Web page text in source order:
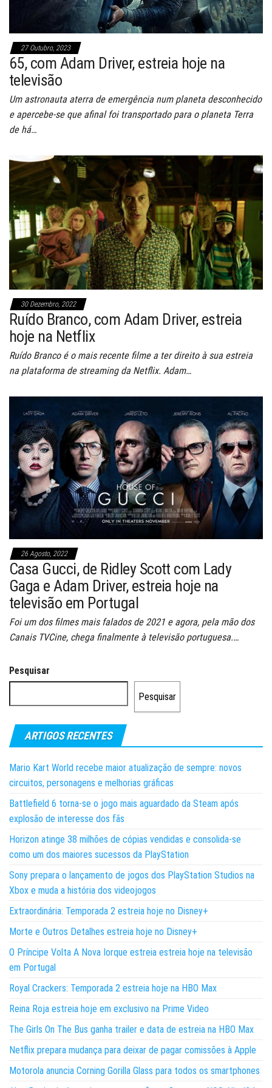
27 Outubro, 2023
65, com Adam Driver, estreia hoje na
televisão
Um astronauta aterra de emergência num planeta desconhecido
e apercebe-se que afinal foi transportado para o planeta Terra
de há…
30 Dezembro, 2022
Ruído Branco, com Adam Driver, estreia
hoje na Netflix
Ruído Branco é o mais recente filme a ter direito à sua estreia
na plataforma de streaming da Netflix. Adam…
26 Agosto, 2022
Casa Gucci, de Ridley Scott com Lady
Gaga e Adam Driver, estreia hoje na
televisão em Portugal
Foi um dos filmes mais falados de 2021 e agora, pela mão dos
Canais TVCine, chega finalmente à televisão portuguesa.…
Pesquisar
Pesquisar
ARTIGOS RECENTES
Mario Kart World recebe maior atualização de sempre: novos
circuitos, personagens e melhorias gráficas
Battlefield 6 torna-se o jogo mais aguardado da Steam após
explosão de interesse dos fãs
Horizon atinge 38 milhões de cópias vendidas e consolida-se
como um dos maiores sucessos da PlayStation
Sony prepara o lançamento de jogos dos PlayStation Studios na
Xbox e muda a história dos videojogos
Extraordinária: Temporada 2 estreia hoje no Disney+
Morte e Outros Detalhes estreia hoje no Disney+
O Príncipe Volta A Nova Iorque estreia estreia hoje na televisão
em Portugal
Royal Crackers: Temporada 2 estreia hoje na HBO Max
Reina Roja estreia hoje em exclusivo na Prime Video
The Girls On The Bus ganha trailer e data de estreia na HBO Max
Netflix prepara mudança para deixar de pagar comissões à Apple
Motorola anuncia Corning Gorilla Glass para todos os smartphones